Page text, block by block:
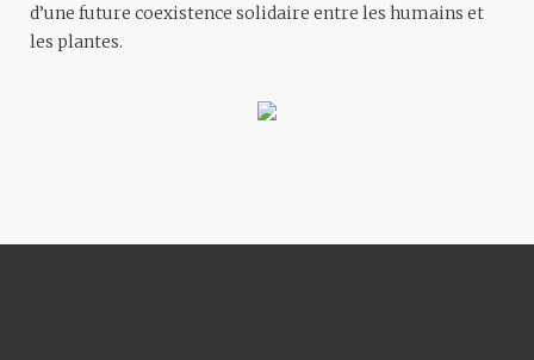
d’une future coexistence solidaire entre les humains et
les plantes.